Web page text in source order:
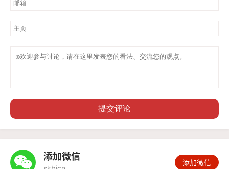
提交评论
 添加微信
添加微信